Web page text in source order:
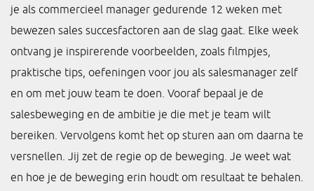
je als commercieel manager gedurende 12 weken met
bewezen sales succesfactoren aan de slag gaat. Elke week
ontvang je inspirerende voorbeelden, zoals filmpjes,
praktische tips, oefeningen voor jou als salesmanager zelf
en om met jouw team te doen. Vooraf bepaal je de
salesbeweging en de ambitie je die met je team wilt
bereiken. Vervolgens komt het op sturen aan om daarna te
versnellen. Jij zet de regie op de beweging. Je weet wat
en hoe je de beweging erin houdt om resultaat te behalen.